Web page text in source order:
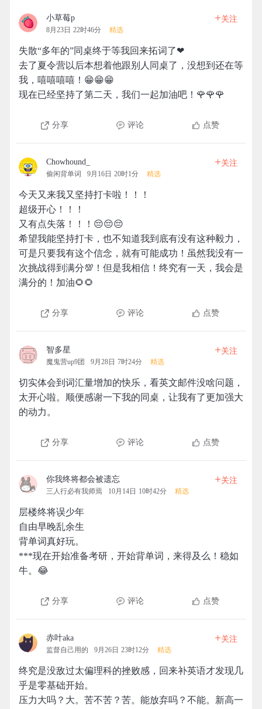
小草莓p
8月23日 22时46分 精选
+关注
失散“多年的”同桌终于等我回来拓词了❤
去了夏令营以后本想着他跟别人同桌了，没想到还在等
我，嘻嘻嘻嘻！😁😁😁
现在已经坚持了第二天，我们一起加油吧！🌹🌹🌹
分享 评论 点赞
Chowhound_
偷闲背单词 9月16日 20时1分 精选
+关注
今天又来我又坚持打卡啦！！！
超级开心！！！
又有点失落！！！😔😔😔
希望我能坚持打卡，也不知道我到底有没有这种毅力，
可是只要我有这个信念，就有可能成功！虽然我没有一
次挑战得到满分💯！但是我相信！终究有一天，我会是
满分的！加油🌻🌻
分享 评论 点赞
智多星
魔鬼营up9团 9月28日 7时24分 精选
+关注
切实体会到词汇量增加的快乐，看英文邮件没啥问题，
太开心啦。顺便感谢一下我的同桌，让我有了更加强大
的动力。
分享 评论 点赞
你我终将都会被遗忘
三人行必有我师焉 10月14日 10时42分 精选
+关注
层楼终将误少年
自由早晚乱余生
背单词真好玩。
***现在开始准备考研，开始背单词，来得及么！稳如
牛。😂
分享 评论 点赞
赤叶aka
监督自己用的 9月26日 23时12分 精选
+关注
终究是没敌过太偏理科的挫败感，回来补英语才发现几
乎是零基础开始。
压力大吗？大。苦不苦？苦。能放弃吗？不能。新高一